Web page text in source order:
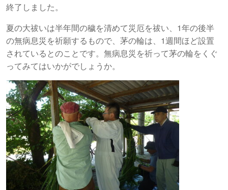
終了しました。
夏の大祓いは半年間の穢を清めて災厄を祓い、1年の後半
の無病息災を祈願するもので、茅の輪は、1週間ほど設置
されているとのことです。無病息災を祈って茅の輪をくぐ
ってみてはいかがでしょうか。